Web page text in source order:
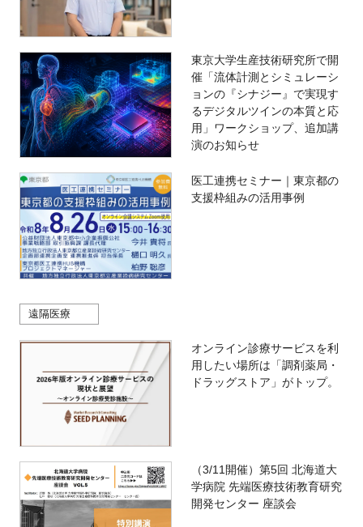
東京大学生産技術研究所で開
催「流体計測とシミュレーシ
ョンの『シナジー』で実現す
るデジタルツインの本質と応
用」ワークショップ、追加講
演のお知らせ
医工連携セミナー｜東京都の
支援枠組みの活用事例
遠隔医療
オンライン診療サービスを利
用したい場所は「調剤薬局・
ドラッグストア」がトップ。
（3/11開催）第5回 北海道大
学病院 先端医療技術教育研究
開発センター 座談会